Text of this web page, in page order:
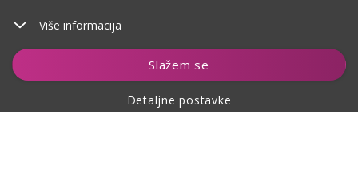
Više informacija
Slažem se
Detaljne postavke
Dodaj u košaricu